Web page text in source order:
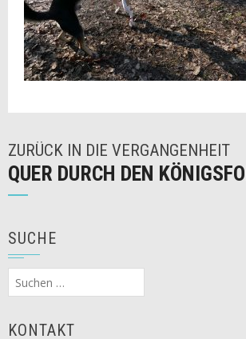
ZURÜCK IN DIE VERGANGENHEIT
QUER DURCH DEN
SUCHE
Suchen
nach:
KONTAKT